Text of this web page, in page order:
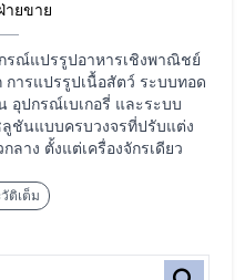
ายขาย
รณ์แปรรูปอาหารเชิงพาณิชย์
การแปรรูปเนื้อสัตว์ ระบบทอด
อุปกรณ์เบเกอรี่ และระบบ
ชันแบบครบวงจรที่ปรับแต่ง
าง ตั้งแต่เครื่องจักรเดียว
ติเต็ม